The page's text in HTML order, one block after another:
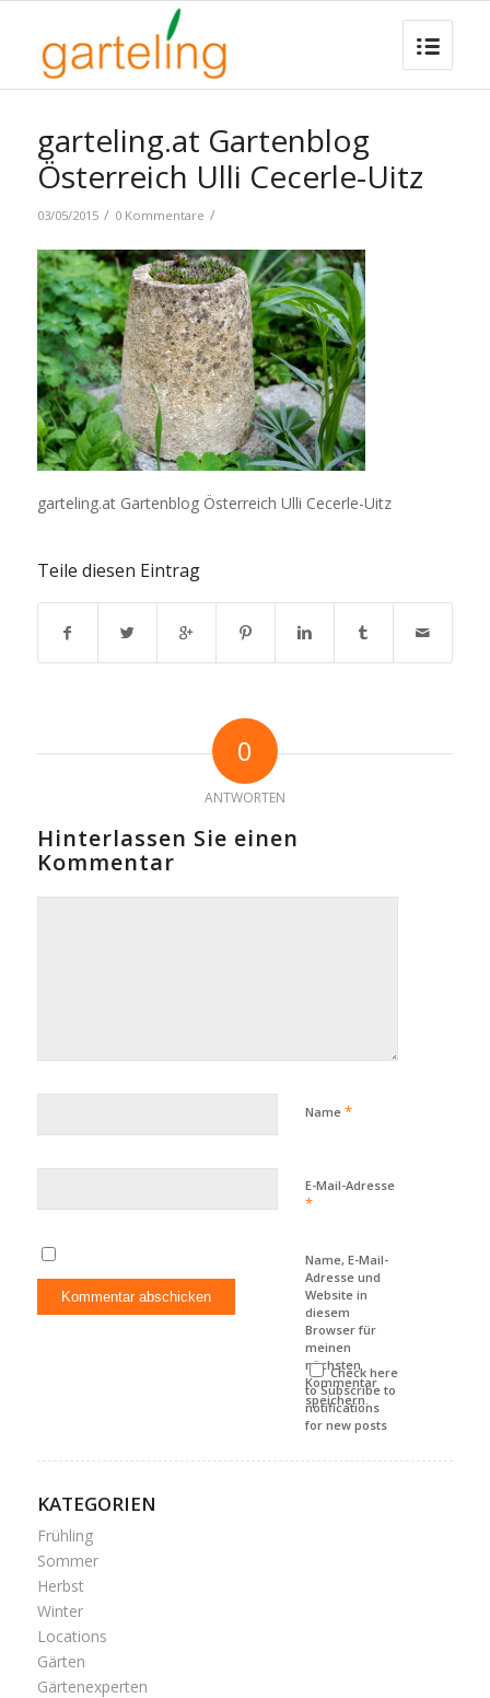
garteling.at Gartenblog
Österreich Ulli Cecerle-Uitz
03/05/2015 / 0 Kommentare /
garteling.at Gartenblog Österreich Ulli Cecerle-Uitz
Teile diesen Eintrag
0
ANTWORTEN
Hinterlassen Sie einen
Kommentar
Name *
E-Mail-Adresse
*
Name, E-Mail-
Adresse und
Website in
diesem
Browser für
meinen
nächsten
Kommentar
speichern.
Check here
to Subscribe to
notifications
for new posts
KATEGORIEN
Frühling
Sommer
Herbst
Winter
Locations
Gärten
Gärtenexperten